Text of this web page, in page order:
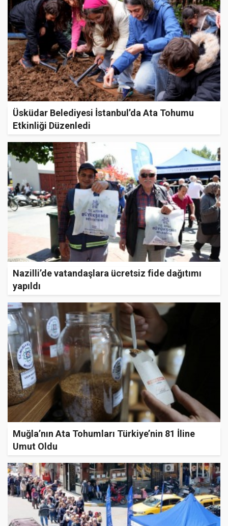
Üsküdar Belediyesi İstanbul’da Ata Tohumu
Etkinliği Düzenledi
Nazilli’de vatandaşlara ücretsiz fide dağıtımı
yapıldı
Muğla’nın Ata Tohumları Türkiye’nin 81 İline
Umut Oldu